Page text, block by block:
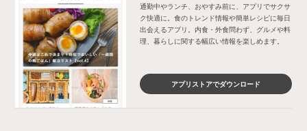
通勤中やランチ、おやすみ前に、アプリでサクサ
ク快適に。食のトレンド情報や簡単レシピに毎日
出会えるアプリ。内食・外食問わず、グルメや料
理、暮らしに関する幅広い情報を楽しめます。
アプリストアでダウンロード